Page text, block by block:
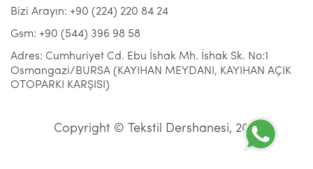
Bizi Arayın: +90 (224) 220 84 24
Gsm: +90 (544) 396 98 58
Adres: Cumhuriyet Cd. Ebu İshak Mh. İshak Sk. No:1
Osmangazi/BURSA (KAYIHAN MEYDANI, KAYIHAN AÇIK
OTOPARKI KARŞISI)
Copyright © Tekstil Dershanesi, 2021